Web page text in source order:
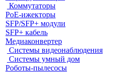
Коммутаторы
PoE-ижекторы
SFP/SFP+ модули
SFP+ кабель
Медиаконвертер
Системы видеонаблюдения
Системы умный дом
Роботы-пылесосы